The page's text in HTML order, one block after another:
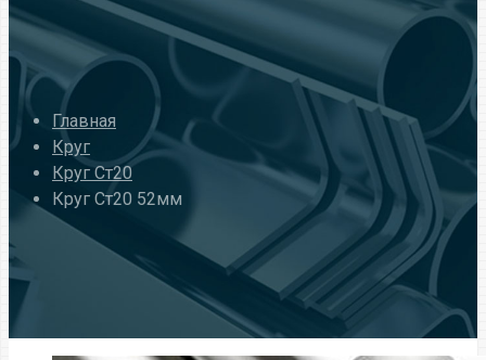
Главная
Круг
Круг Ст20
Круг Ст20 52мм